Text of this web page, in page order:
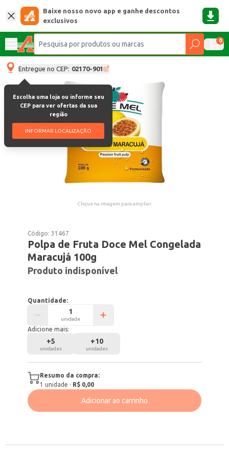
Baixe nosso novo app e ganhe descontos
exclusivos
0
Entregue no CEP: 02170-901
Escolha uma loja ou informe seu
CEP para ver ofertas da sua
região
INFORMAR LOCALIZAÇÃO
Clique na imagem para ampliar.
Código:31467
Polpa de Fruta Doce Mel Congelada
Maracujá 100g
Produto indisponível
Quantidade:
unidade
Adicione mais:
+5
unidades
+10
unidades
Resumo da compra:
1 unidade · R$ 0,00
Adicionar ao carrinho